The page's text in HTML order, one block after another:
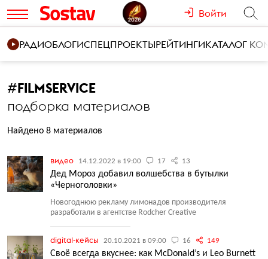
Войти
РАДИОБЛОГИСПЕЦПРОЕКТЫРЕЙТИНГИКАТАЛОГ
#FILMSERVICE
подборка материалов
Найдено 8 материалов
видео 14.12.2022 в 19:00 17 13
Дед Мороз добавил волшебства в бутылки
«Черноголовки»
Новогоднюю рекламу лимонадов производителя
разработали в агентстве Rodcher Creative
digital-кейсы 20.10.2021 в 09:00 16 149
Своё всегда вкуснее: как McDonald’s и Leo Burnett